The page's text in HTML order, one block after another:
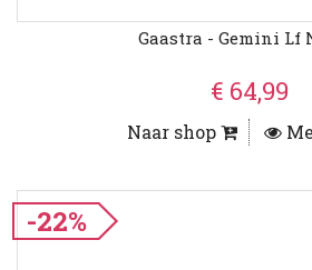
Gaastra - Gemini Lf
€ 64,99
Naar shop
-22%